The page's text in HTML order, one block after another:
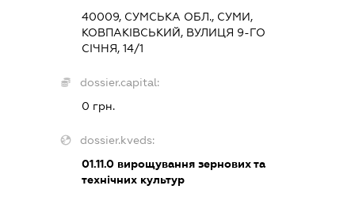
40009, СУМСЬКА ОБЛ., СУМИ,
КОВПАКІВСЬКИЙ, ВУЛИЦЯ 9-ГО
СІЧНЯ, 14/1
dossier.capital:
0 грн.
dossier.kveds:
01.11.0вирощування зернових та
технічних культур